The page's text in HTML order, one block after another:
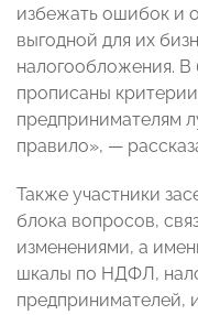
избежать ошибок и
выгодной для их
налогообложения.
прописаны
предпринимателям
правило», —
Также участники
блока вопросов,
изменениями, а
шкалы по НДФЛ,
предпринимателей,